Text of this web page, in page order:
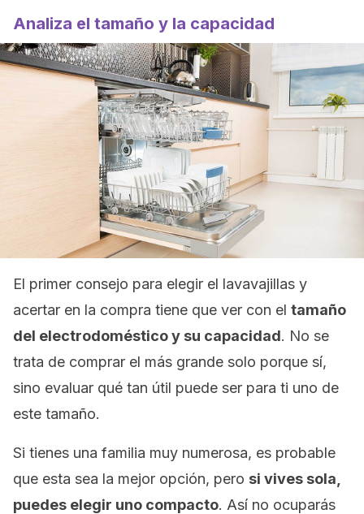
Analiza el tamaño y la capacidad
El primer consejo para elegir el lavavajillas y
acertar en la compra tiene que ver con el tamaño
del electrodoméstico y su capacidad. No se
trata de comprar el más grande solo porque sí,
sino evaluar qué tan útil puede ser para ti uno de
este tamaño.
Si tienes una familia muy numerosa, es probable
que esta sea la mejor opción, pero si vives sola,
puedes elegir uno compacto. Así no ocuparás